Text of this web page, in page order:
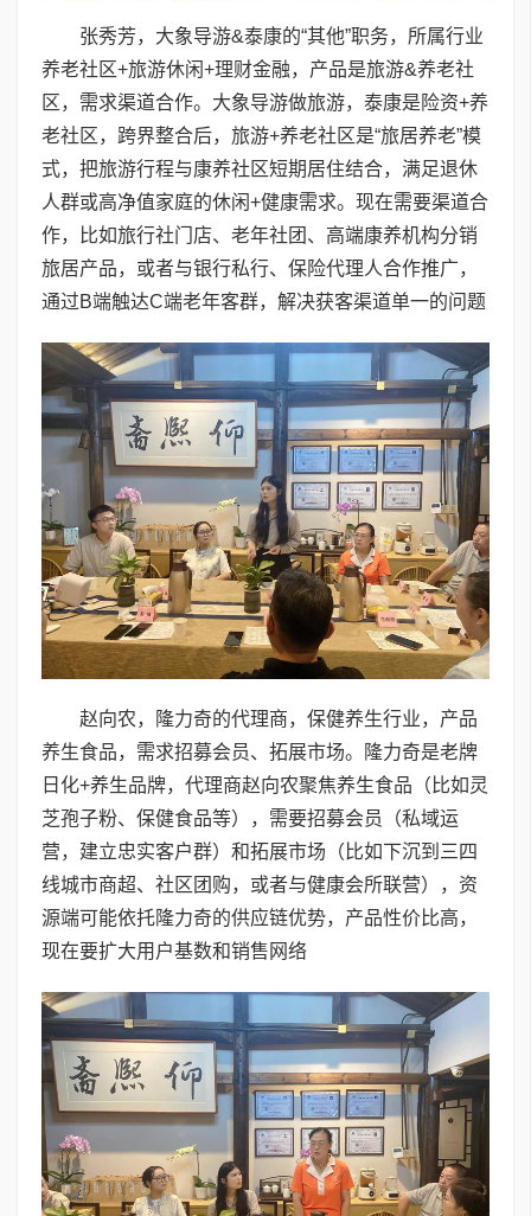
张秀芳，大象导游&泰康的“其他”职务，所属行业
养老社区+旅游休闲+理财金融，产品是旅游&养老社
区，需求渠道合作。大象导游做旅游，泰康是险资+养
老社区，跨界整合后，旅游+养老社区是“旅居养老”模
式，把旅游行程与康养社区短期居住结合，满足退休
人群或高净值家庭的休闲+健康需求。现在需要渠道合
作，比如旅行社门店、老年社团、高端康养机构分销
旅居产品，或者与银行私行、保险代理人合作推广，
通过B端触达C端老年客群，解决获客渠道单一的问题
赵向农，隆力奇的代理商，保健养生行业，产品
养生食品，需求招募会员、拓展市场。隆力奇是老牌
日化+养生品牌，代理商赵向农聚焦养生食品（比如灵
芝孢子粉、保健食品等），需要招募会员（私域运
营，建立忠实客户群）和拓展市场（比如下沉到三四
线城市商超、社区团购，或者与健康会所联营），资
源端可能依托隆力奇的供应链优势，产品性价比高，
现在要扩大用户基数和销售网络